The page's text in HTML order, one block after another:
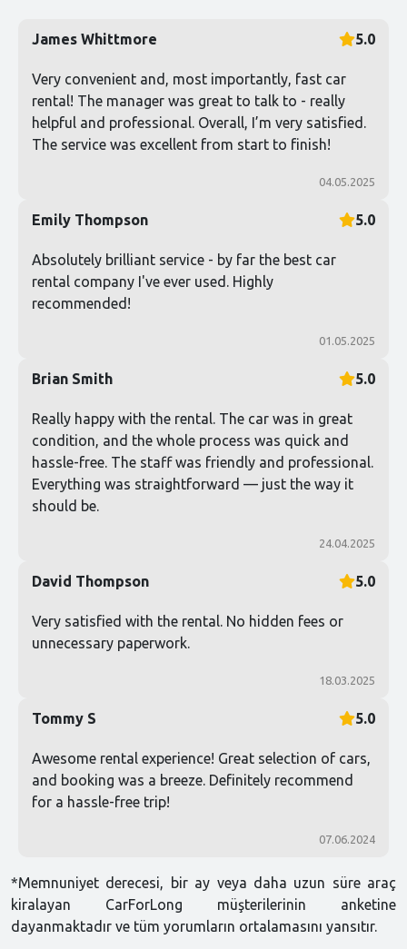
James Whittmore 5.0
Very convenient and, most importantly, fast car
rental! The manager was great to talk to - really
helpful and professional. Overall, I’m very satisfied.
The service was excellent from start to finish!
04.05.2025
Emily Thompson 5.0
Absolutely brilliant service - by far the best car
rental company I've ever used. Highly
recommended!
01.05.2025
Brian Smith 5.0
Really happy with the rental. The car was in great
condition, and the whole process was quick and
hassle-free. The staff was friendly and professional.
Everything was straightforward — just the way it
should be.
24.04.2025
David Thompson 5.0
Very satisfied with the rental. No hidden fees or
unnecessary paperwork.
18.03.2025
Tommy S 5.0
Awesome rental experience! Great selection of cars,
and booking was a breeze. Definitely recommend
for a hassle-free trip!
07.06.2024
*Memnuniyet derecesi, bir ay veya daha uzun süre araç
kiralayan CarForLong müşterilerinin anketine
dayanmaktadır ve tüm yorumların ortalamasını yansıtır.